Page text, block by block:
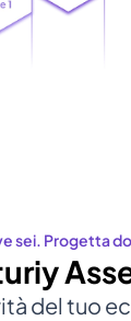
sei. Progetta
del tuo